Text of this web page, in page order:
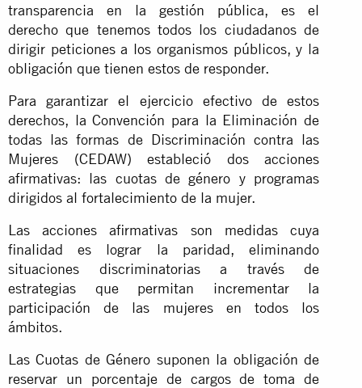
transparencia en la gestión pública, es el
derecho que tenemos todos los ciudadanos de
dirigir peticiones a los organismos públicos, y la
obligación que tienen estos de responder.
Para garantizar el ejercicio efectivo de estos
derechos, la Convención para la Eliminación de
todas las formas de Discriminación contra las
Mujeres (CEDAW) estableció dos acciones
afirmativas: las cuotas de género y programas
dirigidos al fortalecimiento de la mujer.
Las acciones afirmativas son medidas cuya
finalidad es lograr la paridad, eliminando
situaciones discriminatorias a través de
estrategias que permitan incrementar la
participación de las mujeres en todos los
ámbitos.
Las Cuotas de Género suponen la obligación de
reservar un porcentaje de cargos de toma de